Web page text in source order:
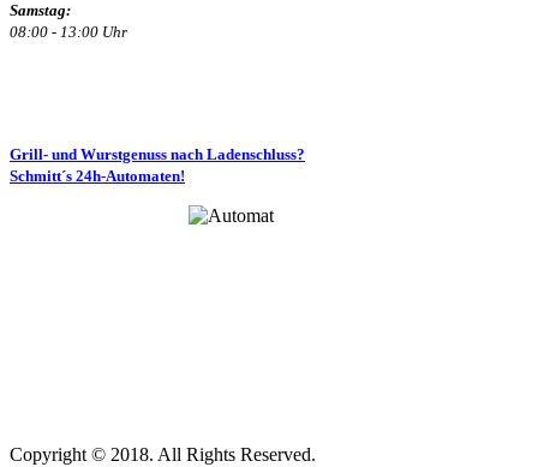
Samstag:
08:00 - 13:00 Uhr
Grill- und Wurstgenuss nach Ladenschluss?
Schmitt´s 24h-Automaten!
Copyright © 2018. All Rights Reserved.